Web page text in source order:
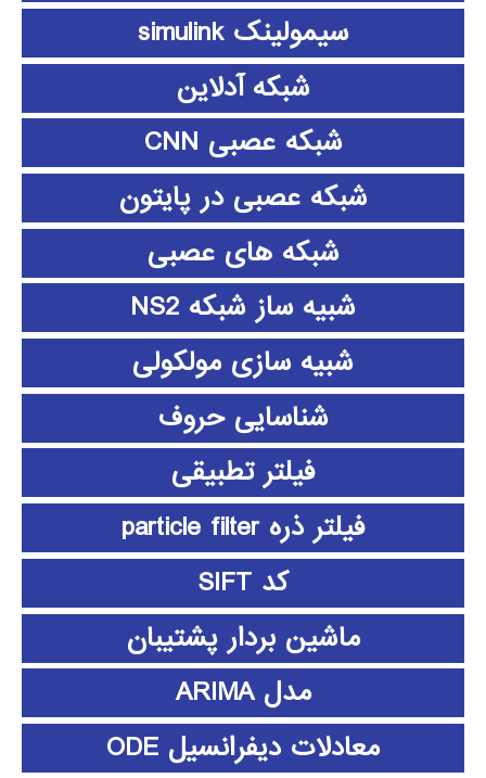
سیمولینک simulink
شبکه آدلاین
شبکه عصبی CNN
شبکه عصبی در پایتون
شبکه های عصبی
شبیه ساز شبکه NS2
شبیه سازی مولکولی
شناسایی حروف
فیلتر تطبیقی
فیلتر ذره particle filter
کد SIFT
ماشین بردار پشتیبان
مدل ARIMA
معادلات دیفرانسیل ODE